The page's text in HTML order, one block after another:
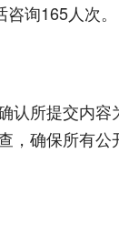
询165人次。
所提交内容
，确保所有